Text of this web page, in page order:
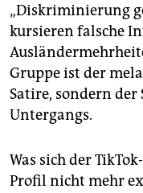
„Diskriminierung
kursieren falsche
Gruppe ist der
Satire, sondern der
Untergangs.
Was sich der
Profil nicht mehr